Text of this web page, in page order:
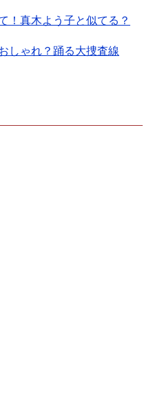
！真木よう子と似てる？
しゃれ？踊る大捜査線